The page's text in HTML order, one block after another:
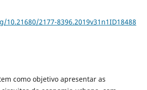
2177-8396.2019v31n1ID18488
como objetivo apresentar as